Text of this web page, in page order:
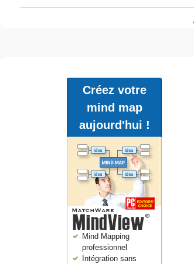
Créez votre
mind map
aujourd'hui !
Mind Mapping
professionnel
Intégration sans